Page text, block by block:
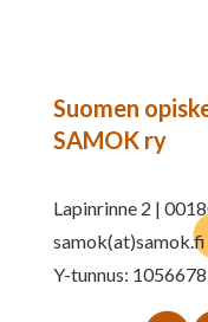
Suomen
SAMOK ry
Lapinrinne 2 |
samok(at)samok.fi
Y-tunnus: